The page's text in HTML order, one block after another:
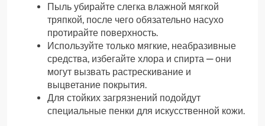
Пыль убирайте слегка влажной мягкой
тряпкой, после чего обязательно насухо
протирайте поверхность.
Используйте только мягкие, неабразивные
средства, избегайте хлора и спирта — они
могут вызвать растрескивание и
выцветание покрытия.
Для стойких загрязнений подойдут
специальные пенки для искусственной кожи.